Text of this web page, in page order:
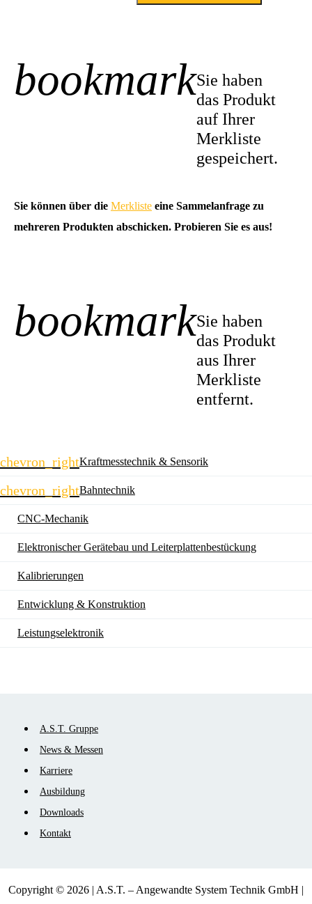
bookmarkSie haben
das Produkt
auf Ihrer
Merkliste
gespeichert.
Sie können über die Merkliste eine Sammelanfrage zu
mehreren Produkten abschicken. Probieren Sie es aus!
bookmarkSie haben
das Produkt
aus Ihrer
Merkliste
entfernt.
chevron_rightKraftmesstechnik & Sensorik
chevron_rightBahntechnik
CNC-Mechanik
Elektronischer Gerätebau und Leiterplatten­bestückung
Kalibrierungen
Entwicklung & Konstruktion
Leistungselektronik
Navigation
überspringen
A.S.T. Gruppe
News & Messen
Karriere
Ausbildung
Downloads
Kontakt
Copyright © 2026 | A.S.T. – Angewandte System Technik GmbH |